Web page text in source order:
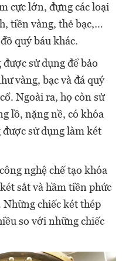
cực lớn, đựng các loại
tiền vàng, thẻ bạc,…
quý báu khác.
sử dụng để bảo
vàng, bạc và đá quý
Ngoài ra, họ còn sử
lồ, nặng nề, có khóa
sử dụng làm két
nghệ chế tạo khóa
sắt và hầm tiền phức
chiếc két thép
so với những chiếc